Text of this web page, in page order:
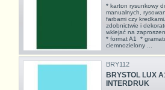
* karton rysunkowy
manualnych,
farbami czy
zdobnictwie i
wklejać na
* format A1 *
ciemnozielony ...
BRY112
BRYSTOL LUX
INTERDRUK